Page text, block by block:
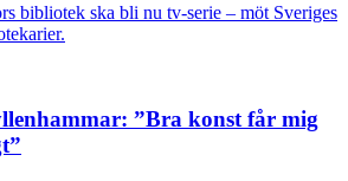
bibliotek ska bli nu tv-serie – möt Sveriges
”Bra konst får mig